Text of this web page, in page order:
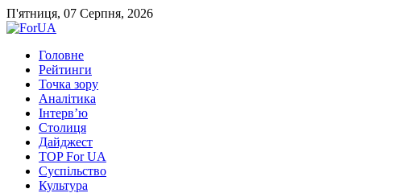
П'ятниця, 07 Серпня, 2026
Головне
Рейтинги
Точка зору
Аналітика
Інтерв’ю
Столиця
Дайджест
TOP For UA
Суспiльство
Культура